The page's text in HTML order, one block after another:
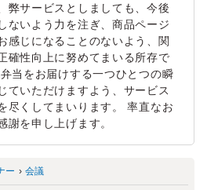
弊サービスとしましても、今後
ないよう力を注ぎ、商品ページ
感じになることのないよう、関
確性向上に努めてまいる所存で
当をお届けする一つひとつの瞬
ていただけますよう、サービス
尽くしてまいります。 率直なお
謝を申し上げます。
ー › 会議